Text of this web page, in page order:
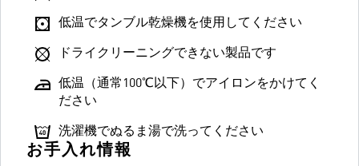
低温でタンブル乾燥機を使用してください
ドライクリーニングできない製品です
低温（通常100℃以下）でアイロンをかけてく
ださい
洗濯機でぬるま湯で洗ってください
お手入れ情報